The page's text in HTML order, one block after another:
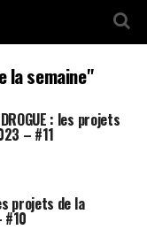
la semaine"
: les projets
– #11
projets de la